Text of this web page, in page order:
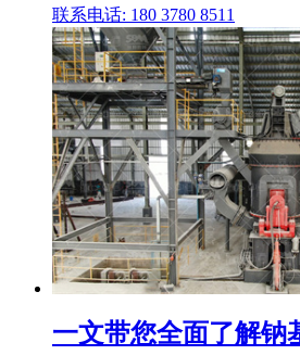
联系电话: 180 3780 8511
一文带您全面了解钠